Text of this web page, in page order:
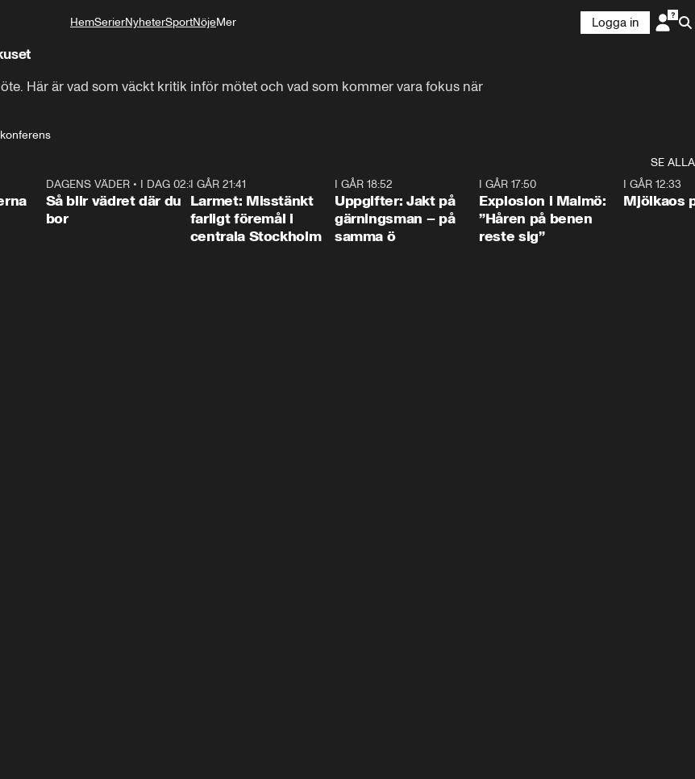
HemSerierNyheterSportNöjeMer
Logga in
Här är vad som väckt kritik inför mötet och vad som kommer vara fokus när
SE ALLA
1:06
DAGENS VÄDER• I DAG 02:30
Så blir vädret där du
bor
I GÅR 21:41
Larmet: Misstänkt
farligt föremål i
centrala Stockholm
I GÅR 18:52
Uppgifter: Jakt på
gärningsman – på
samma ö
I GÅR 17:50
Explosion i Malmö:
”Håren på benen
reste sig”
I GÅR 12:33
Mjölkaos